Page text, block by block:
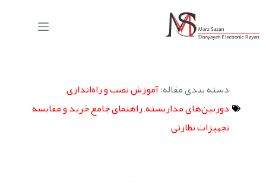
دسته بندی مقاله:آموزش نصب و راه‌اندازی
دوربین‌های مداربسته,راهنمای جامع خرید و مقایسه
تجهیزات نظارتی